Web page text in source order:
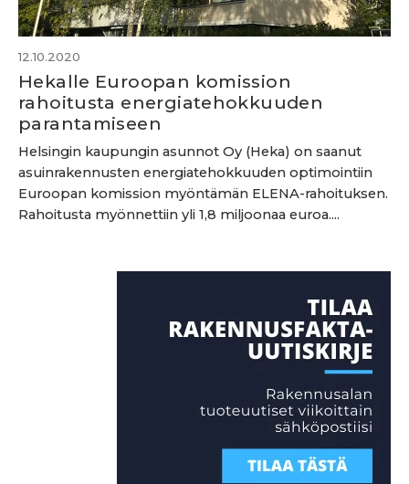
12.10.2020
Hekalle Euroopan komission
rahoitusta energiatehokkuuden
parantamiseen
Helsingin kaupungin asunnot Oy (Heka) on saanut
asuinrakennusten energiatehokkuuden optimointiin
Euroopan komission myöntämän ELENA-rahoituksen.
Rahoitusta myönnettiin yli 1,8 miljoonaa euroa....